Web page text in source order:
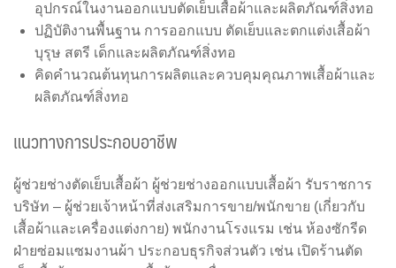
อุปกรณ์ในงานออกแบบตัดเย็บเสื้อผ้าและผลิตภัณฑ์สิ่งทอ
ปฏิบัติงานพื้นฐาน การออกแบบ ตัดเย็บและตกแต่งเสื้อผ้า
บุรุษ สตรี เด็กและผลิตภัณฑ์สิ่งทอ
คิดคำนวณต้นทุนการผลิตและควบคุมคุณภาพเสื้อผ้าและ
ผลิตภัณฑ์สิ่งทอ
แนวทางการประกอบอาชีพ
ผู้ช่วยช่างตัดเย็บเสื้อผ้า ผู้ช่วยช่างออกแบบเสื้อผ้า รับราชการ
บริษัท – ผู้ช่วยเจ้าหน้าที่ส่งเสริมการขาย/พนักขาย (เกี่ยวกับ
เสื้อผ้าและเครื่องแต่งกาย) พนักงานโรงแรม เช่น ห้องซักรีด
ฝ่ายซ่อมแซมงานผ้า ประกอบธุรกิจส่วนตัว เช่น เปิดร้านตัด